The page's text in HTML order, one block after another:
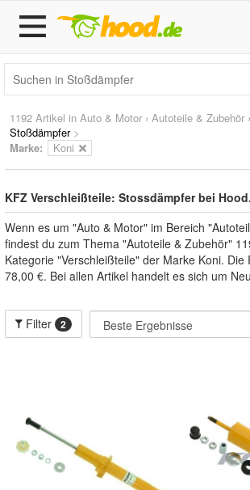
1192 Artikel in Auto & Motor › Autoteile & Zubehör ›
Stoßdämpfer>
Marke: Koni
KFZ Verschleißteile: Stossdämpfer bei
Wenn es um "Auto & Motor" im Bereich
findest du zum Thema "Autoteile & Zubehör"
Kategorie "Verschleißteile" der Marke Koni. Die
78,00 €. Bei allen Artikel handelt es sich um
Filter 2